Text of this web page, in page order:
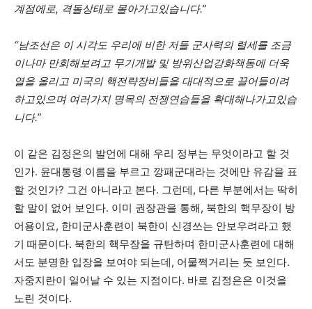
계점에로, 격돌상태로 몰아가고있습니다.”
“남조선은 이 시각도 우리에 비한 저들 군사력의 렬세를 조금
이나마 만회해보려고 무기개발 및 방위산업강화책동에 더욱
열을 올리고 미국의 핵전략장비들을 대대적으로 끌어들이려
하고있으며 여러가지 명목의 전쟁연습들을 확대해나가고있습
니다.”
이 같은 김정은의 발언에 대해 우리 정부는 무엇이라고 할 것
인가. 윤대통령 이름을 부르고 깡패군대라는 것에만 유감을 표
할 것인가? 그건 아니라고 본다. 그런데, 다른 부분에서는 딱히
할 말이 없어 보인다. 이미 권장관을 통해, 북한의 핵무장이 방
어용이요, 한미군사훈련이 북한이 신경쓰는 안보우려라고 했
기 때문이다. 북한의 핵무장을 규탄하며 한미군사훈련에 대해
서도 분명한 입장을 보여야 되는데, 어물쩍거리는 듯 보인다.
자중지란이 일어날 수 있는 지점이다. 바로 김정은은 이것을
노린 것이다.